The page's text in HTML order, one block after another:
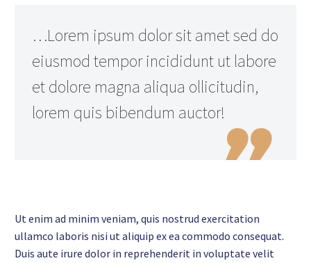
…Lorem ipsum dolor sit amet sed do
eiusmod tempor incididunt ut labore
et dolore magna aliqua ollicitudin,
lorem quis bibendum auctor!

Ut enim ad minim veniam, quis nostrud exercitation
ullamco laboris nisi ut aliquip ex ea commodo consequat.
Duis aute irure dolor in reprehenderit in voluptate velit